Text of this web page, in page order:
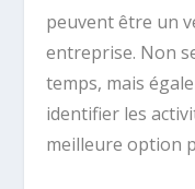
peuvent être un
entreprise. Non
temps, mais
identifier les
meilleure option